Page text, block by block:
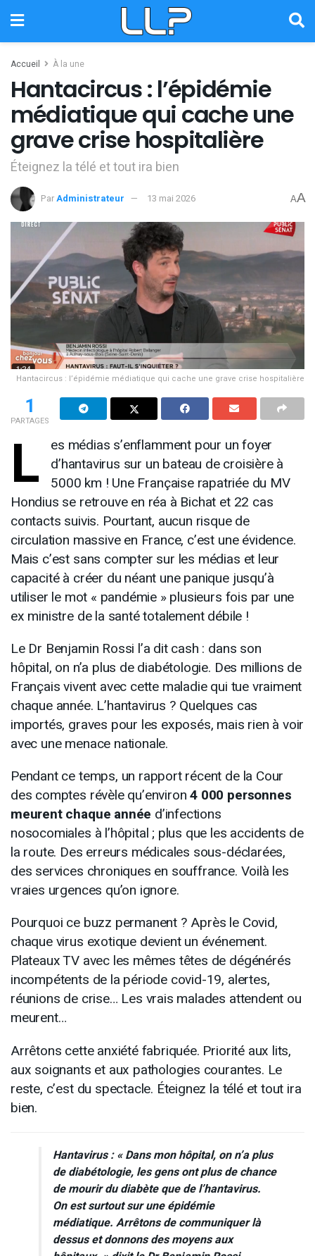
Accueil À la une
Hantacircus : l’épidémie
médiatique qui cache une
grave crise hospitalière
Éteignez la télé et tout ira bien
ParAdministrateur 13 mai 2026 AA
Hantacircus : l’épidémie médiatique qui cache une grave crise hospitalière
1
PARTAGES
L
es médias s’enflamment pour un foyer
d’hantavirus sur un bateau de croisière à
5000 km ! Une Française rapatriée du MV
Hondius se retrouve en réa à Bichat et 22 cas
contacts suivis. Pourtant, aucun risque de
circulation massive en France, c’est une évidence.
Mais c’est sans compter sur les médias et leur
capacité à créer du néant une panique jusqu’à
utiliser le mot « pandémie » plusieurs fois par une
ex ministre de la santé totalement débile !
Le Dr Benjamin Rossi l’a dit cash : dans son
hôpital, on n’a plus de diabétologie. Des millions de
Français vivent avec cette maladie qui tue vraiment
chaque année. L’hantavirus ? Quelques cas
importés, graves pour les exposés, mais rien à voir
avec une menace nationale.
Pendant ce temps, un rapport récent de la Cour
des comptes révèle qu’environ4 000 personnes
meurent chaque année d’infections
nosocomiales à l’hôpital ; plus que les accidents de
la route. Des erreurs médicales sous-déclarées,
des services chroniques en souffrance. Voilà les
vraies urgences qu’on ignore.
Pourquoi ce buzz permanent ? Après le Covid,
chaque virus exotique devient un événement.
Plateaux TV avec les mêmes têtes de dégénérés
incompétents de la période covid-19, alertes,
réunions de crise… Les vrais malades attendent ou
meurent…
Arrêtons cette anxiété fabriquée. Priorité aux lits,
aux soignants et aux pathologies courantes. Le
reste, c’est du spectacle. Éteignez la télé et tout ira
bien.
Hantavirus : « Dans mon hôpital, on n’a plus
de diabétologie, les gens ont plus de chance
de mourir du diabète que de l’hantavirus.
On est surtout sur une épidémie
médiatique. Arrêtons de communiquer là
dessus et donnons des moyens aux